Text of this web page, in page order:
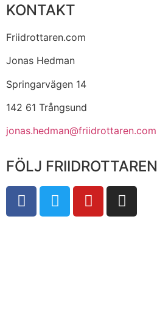
KONTAKT
Friidrottaren.com
Jonas Hedman
Springarvägen 14
142 61 Trångsund
jonas.hedman@friidrottaren.com
FÖLJ FRIIDROTTAREN